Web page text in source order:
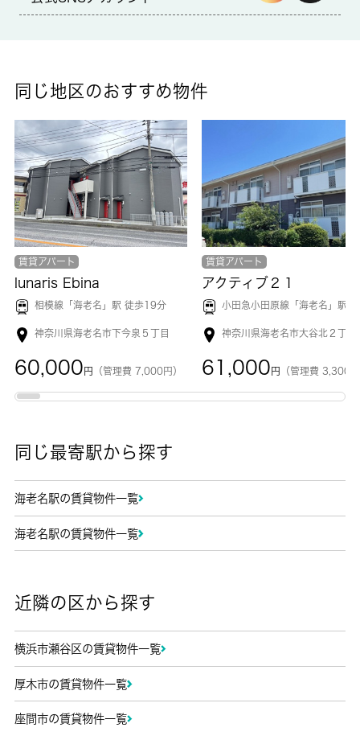
す。 城南コミュニティがお客様に合った住まいをご紹介いたし
同じ地区のおすすめ物件
賃貸アパート
lunaris Ebina
相模線「 海老名 」駅 徒歩19分
神奈川県海老名市下今泉５丁目
60,000 円 （管理費 7,000円）
賃貸アパート
アクティブ２１
小田急小田原線「海老名 」駅 徒歩22分
神奈川県海老名市大谷北２丁目
61,000 円 （管理費 3,300
同じ最寄駅から探す
海老名駅の賃貸物件一覧
海老名駅の賃貸物件一覧
近隣の区から探す
横浜市瀬谷区の賃貸物件一覧
厚木市の賃貸物件一覧
座間市の賃貸物件一覧